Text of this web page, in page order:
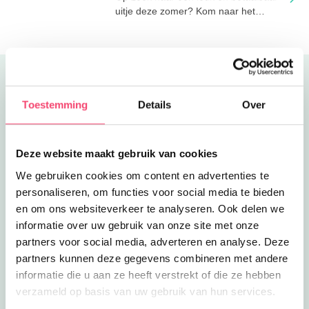
Toestemming Details Over
Deze website maakt gebruik van cookies
We gebruiken cookies om content en advertenties te
personaliseren, om functies voor social media te bieden
en om ons websiteverkeer te analyseren. Ook delen we
informatie over uw gebruik van onze site met onze
partners voor social media, adverteren en analyse. Deze
partners kunnen deze gegevens combineren met andere
informatie die u aan ze heeft verstrekt of die ze hebben
verzameld op basis van uw gebruik van hun services.
uitje deze zomer? Kom naar het
Uitgelicht